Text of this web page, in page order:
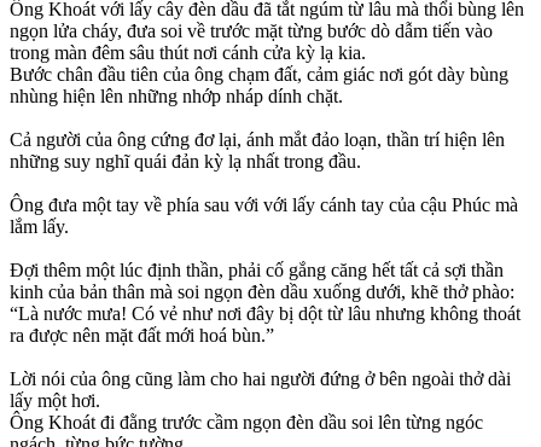
Ông Khoát với lấy cây đèn dầu đã tắt ngúm từ lâu mà thổi bùng lên
ngọn lửa cháy, đưa soi về trước mặt từng bước dò dẫm tiến vào
trong màn đêm sâu thút nơi cánh cửa kỳ lạ kia.
Bước chân đầu tiên của ông chạm đất, cảm giác nơi gót dày bùng
nhùng hiện lên những nhớp nháp dính chặt.
Cả người của ông cứng đơ lại, ánh mắt đảo loạn, thần trí hiện lên
những suy nghĩ quái đản kỳ lạ nhất trong đầu.
Ông đưa một tay về phía sau với với lấy cánh tay của cậu Phúc mà
lắm lấy.
Đợi thêm một lúc định thần, phải cố gắng căng hết tất cả sợi thần
kinh của bản thân mà soi ngọn đèn dầu xuống dưới, khẽ thở phào:
“Là nước mưa! Có vẻ như nơi đây bị dột từ lâu nhưng không thoát
ra được nên mặt đất mới hoá bùn.”
Lời nói của ông cũng làm cho hai người đứng ở bên ngoài thở dài
lấy một hơi.
Ông Khoát đi đằng trước cầm ngọn đèn dầu soi lên từng ngóc